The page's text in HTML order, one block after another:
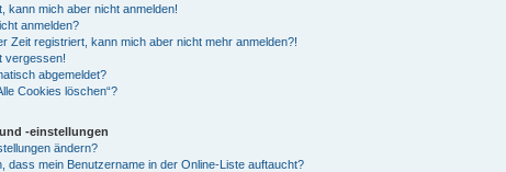
kann mich aber nicht anmelden!
anmelden?
Zeit registriert, kann mich aber nicht mehr anmelden?!
vergessen!
abgemeldet?
Cookies löschen“?
-einstellungen
ändern?
dass mein Benutzername in der Online-Liste auftaucht?